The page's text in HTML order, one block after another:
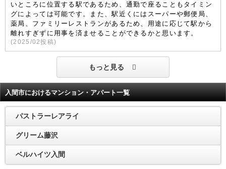
いところに位置する駅であるため、通勤で座ることもタイミン
グによっては可能です。また、駅近くにはスーパーや郵便局、
薬局、ファミリーレストランがあるため、用途に応じて駅から
離れすぎずに用事を済ませることができるかと思います。
(2025/02投稿)
もっと見る
入間市におけるマンション・アパート一覧
パストラーレアライ
グリーム藤沢
ベルハイツ入間